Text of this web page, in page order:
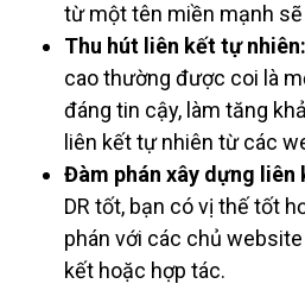
từ một tên miền mạnh sẽ
Thu hút liên kết tự nhiên:
cao thường được coi là
đáng tin cậy, làm tăng
liên kết tự nhiên từ các
Đàm phán xây dựng liên
DR tốt, bạn có vị thế tốt
phán với các chủ
kết hoặc hợp tác.